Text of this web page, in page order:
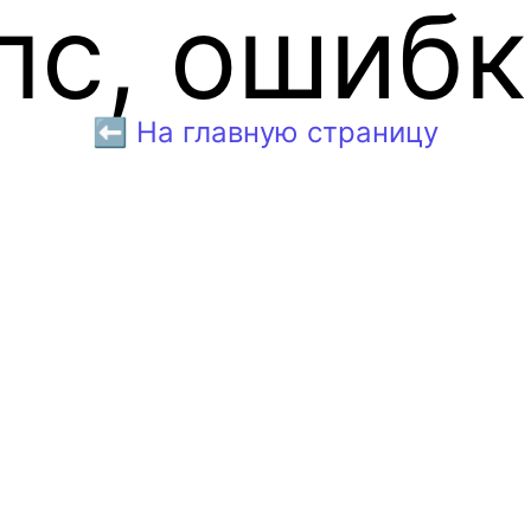
⬅️ На главную страницу